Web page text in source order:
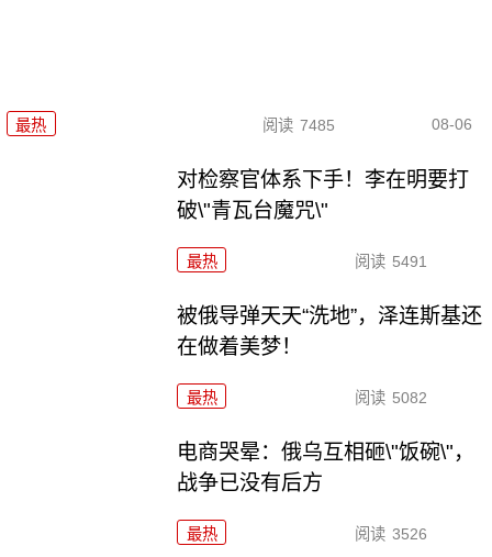
最热 阅读 7485 08-06
对检察官体系下手！李在明要打
破\"青瓦台魔咒\"
最热 阅读 5491
被俄导弹天天“洗地”，泽连斯基还
在做着美梦！
最热 阅读 5082
电商哭晕：俄乌互相砸\"饭碗\"，
战争已没有后方
最热 阅读 3526